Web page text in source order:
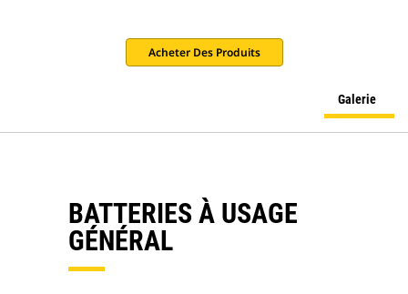
Acheter Des Produits
Galerie
BATTERIES À USAGE
GÉNÉRAL